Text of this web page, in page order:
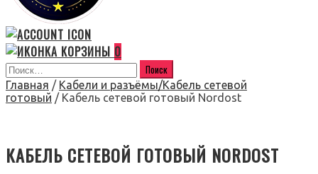
0
Главная / Кабели и разъёмы/Кабель сетевой
готовый / Кабель сетевой готовый Nordost
КАБЕЛЬ СЕТЕВОЙ ГОТОВЫЙ NORDOST